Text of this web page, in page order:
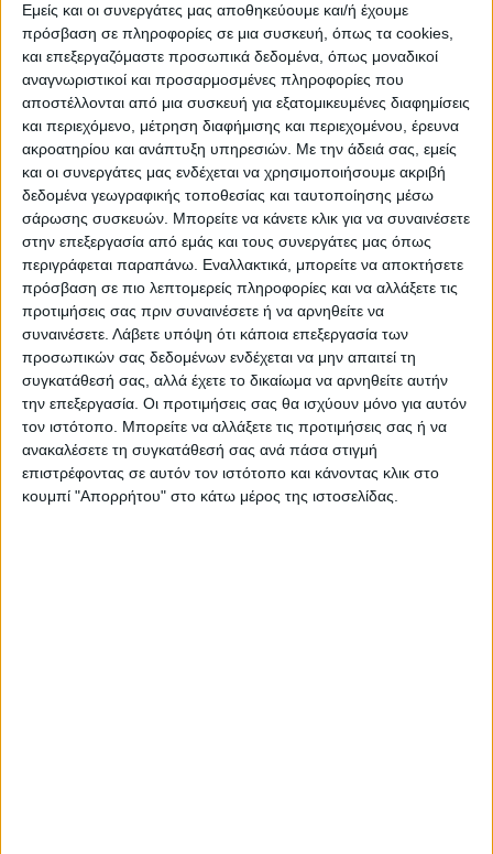
Εμείς και οι συνεργάτες μας αποθηκεύουμε και/ή έχουμε
πρόσβαση σε πληροφορίες σε μια συσκευή, όπως τα cookies,
και επεξεργαζόμαστε προσωπικά δεδομένα, όπως μοναδικοί
αναγνωριστικοί και προσαρμοσμένες πληροφορίες που
αποστέλλονται από μια συσκευή για εξατομικευμένες διαφημίσεις
και περιεχόμενο, μέτρηση διαφήμισης και περιεχομένου, έρευνα
ακροατηρίου και ανάπτυξη υπηρεσιών. Με την άδειά σας, εμείς
και οι συνεργάτες μας ενδέχεται να χρησιμοποιήσουμε ακριβή
δεδομένα γεωγραφικής τοποθεσίας και ταυτοποίησης μέσω
σάρωσης συσκευών. Μπορείτε να κάνετε κλικ για να συναινέσετε
στην επεξεργασία από εμάς και τους συνεργάτες μας όπως
περιγράφεται παραπάνω. Εναλλακτικά, μπορείτε να αποκτήσετε
πρόσβαση σε πιο λεπτομερείς πληροφορίες και να αλλάξετε τις
προτιμήσεις σας πριν συναινέσετε ή να αρνηθείτε να
συναινέσετε. Λάβετε υπόψη ότι κάποια επεξεργασία των
προσωπικών σας δεδομένων ενδέχεται να μην απαιτεί τη
συγκατάθεσή σας, αλλά έχετε το δικαίωμα να αρνηθείτε αυτήν
την επεξεργασία. Οι προτιμήσεις σας θα ισχύουν μόνο για αυτόν
τον ιστότοπο. Μπορείτε να αλλάξετε τις προτιμήσεις σας ή να
ανακαλέσετε τη συγκατάθεσή σας ανά πάσα στιγμή
επιστρέφοντας σε αυτόν τον ιστότοπο και κάνοντας κλικ στο
κουμπί "Απορρήτου" στο κάτω μέρος της ιστοσελίδας.
ΑΓΩΝ στο Google News!
Όλες οι εξελίξεις στην περιοχή της
Καρδίτσας και ευρύτερα της Θεσσαλίας
ΠΡΟΗΓΟΥΜΕΝΟ ΑΡΘΡΟ
Πώς πιστεύετε θα
διαμορφωθούν οι
βουλευτικές έδρες στο Νομό
μετά τις δεύτερες εκλογές;
ΕΠΟΜΕΝΟ ΑΡΘΡΟ
Συνάντηση 30 λεπτών είχαν
Μητσοτάκης-Ομπάμα -Τι
συζήτησαν
ΝΕΟΣ ΑΓΩΝ
https://neosagon.gr